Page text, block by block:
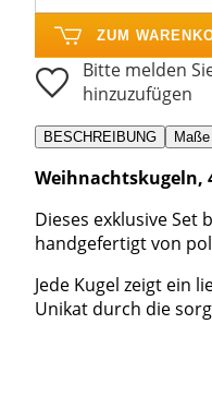
ZUM
Bitte melden
hinzuzufügen
BESCHREIBUNG Maße
Weihnachtskugeln,
Dieses exklusive Set
handgefertigt von
Jede Kugel zeigt ein
Unikat durch die